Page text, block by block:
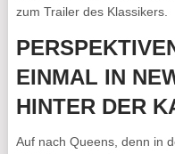
zum Trailer des Klassikers.
EINMAL IN
HINTER DER
Auf nach Queens, denn in